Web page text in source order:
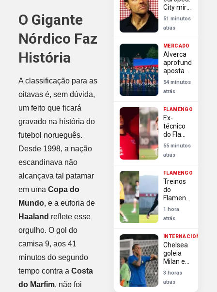
O Gigante
Nórdico Faz
História
A classificação para as
oitavas é, sem dúvida,
um feito que ficará
gravado na história do
futebol norueguês.
Desde 1998, a nação
escandinava não
alcançava tal patamar
em uma Copa do
Mundo, e a euforia de
Haaland reflete esse
orgulho. O gol do
camisa 9, aos 41
minutos do segundo
tempo contra a Costa
do Marfim, não foi
City mira
Enzo
Fernández,
Chelsea
enxugar
elenco e
Lukaku
sondado
51 minutos
atrás
MERCADO
Alverca
aprofunda
aposta
em
brasileiros
com ex-
Rayan
Lucas
54 minutos
atrás
FLAMENGO
Ex-
técnico
do Fla
defende
Lorran e
pede
paciência
ao jovem
55 minutos
atrás
FLAMENGO
Treinos
do
Flamengo
no Ninho
têm alta
voltagem
cobrança
interna
1 hora
atrás
INTERNACIONAL
Chelsea
goleia
Milan em
amistoso
na
Indonésia
3 horas
atrás